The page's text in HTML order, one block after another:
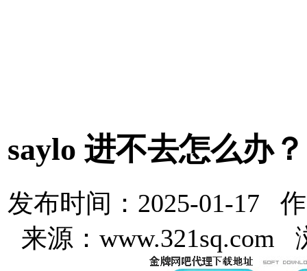
saylo 进不去怎么办？
发布时间：2025-01-17
来源：www.321sq.com